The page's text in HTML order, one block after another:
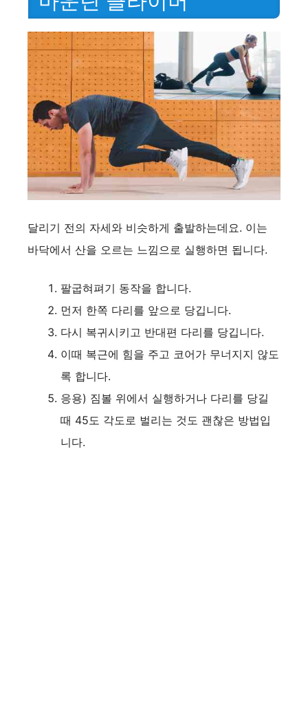
달리기 전의 자세와 비슷하게 출발하는데요. 이는
바닥에서 산을 오르는 느낌으로 실행하면 됩니다.
팔굽혀펴기 동작을 합니다.
먼저 한쪽 다리를 앞으로 당깁니다.
다시 복귀시키고 반대편 다리를 당깁니다.
이때 복근에 힘을 주고 코어가 무너지지 않도
록 합니다.
응용) 짐볼 위에서 실행하거나 다리를 당길
때 45도 각도로 벌리는 것도 괜찮은 방법입
니다.